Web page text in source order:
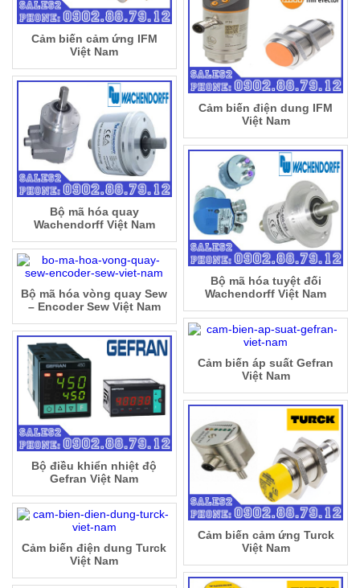
Cảm biến cảm ứng IFM
Việt Nam
Cảm biến điện dung IFM
Việt Nam
Bộ mã hóa quay
Wachendorff Việt Nam
Bộ mã hóa tuyệt đối
Wachendorff Việt Nam
Bộ mã hóa vòng quay Sew
– Encoder Sew Việt Nam
Cảm biến áp suất Gefran
Việt Nam
Bộ điều khiển nhiệt độ
Gefran Việt Nam
Cảm biến cảm ứng Turck
Việt Nam
Cảm biến điện dung Turck
Việt Nam